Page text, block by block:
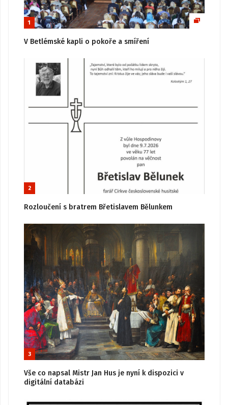
1
V Betlémské kapli o pokoře a smíření
2
Rozloučení s bratrem Břetislavem Bělunkem
3
Vše co napsal Mistr Jan Hus je nyní k dispozici v
digitální databázi